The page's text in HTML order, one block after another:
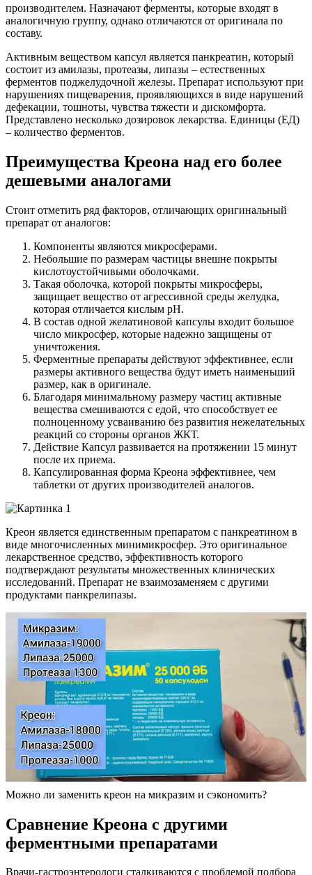
производителем. Назначают ферменты, которые входят в
аналогичную группу, однако отличаются от оригинала по
составу.
Активным веществом капсул является панкреатин, который
состоит из амилазы, протеазы, липазы – естественных
ферментов поджелудочной железы. Препарат используют при
нарушениях пищеварения, проявляющихся в виде нарушений
дефекации, тошноты, чувства тяжести и дискомфорта.
Представлено несколько дозировок лекарства. Единицы (ЕД)
– количество ферментов.
Преимущества Креона над его более
дешевыми аналогами
Стоит отметить ряд факторов, отличающих оригинальный
препарат от аналогов:
Компоненты являются микросферами.
Небольшие по размерам частицы внешне покрыты
кислотоустойчивыми оболочками.
Такая оболочка, которой покрыты микросферы,
защищает вещество от агрессивной среды желудка,
которая отличается кислым рН.
В состав одной желатиновой капсулы входит большое
число микросфер, которые надежно защищены от
уничтожения.
Ферментные препараты действуют эффективнее, если
размеры активного вещества будут иметь наименьший
размер, как в оригинале.
Благодаря минимальному размеру частиц активные
вещества смешиваются с едой, что способствует ее
полноценному усваиванию без развития нежелательных
реакций со стороны органов ЖКТ.
Действие Капсул развивается на протяжении 15 минут
после их приема.
Капсулированная форма Креона эффективнее, чем
таблетки от других производителей аналогов.
Креон является единственным препаратом с панкреатином в
виде многочисленных минимикросфер. Это оригинальное
лекарственное средство, эффективность которого
подтверждают результаты множественных клинических
исследований. Препарат не взаимозаменяем с другими
продуктами панкрелипазы.
Можно ли заменить креон на микразим и сэкономить?
Сравнение Креона с другими
ферментными препаратами
Врачи-гастроэнтерологи сталкиваются с проблемой подбора